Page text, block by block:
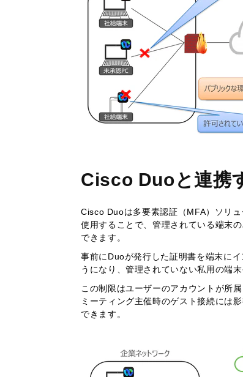
Cisco Duoと連携
Cisco Duoは多要素認証（MFA）ソリ
使用することで、管理されている端末
できます。
事前にDuoが発行した証明書を端末に
うになり、管理されていない私用の端
この制限はユーザーのアカウントが所
ミーティング主催時のゲスト接続には
できます。